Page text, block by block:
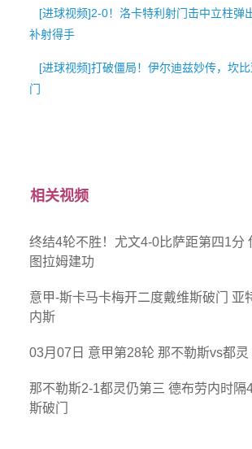
[进球视频]2-0！洛卡特利射门击中立柱弹
补射得手
[进球视频]打破僵局！伊尔迪兹妙传，坎
门
相关视频
终结4轮不胜！尤文4-0比萨距第四1分
图拉姆建功
意甲-斯卡马卡梅开二度戴维斯破门 亚
内斯
03月07日 意甲第28轮 那不勒斯vs都灵
那不勒斯2-1都灵仍第三 德布劳内时隔
斯破门